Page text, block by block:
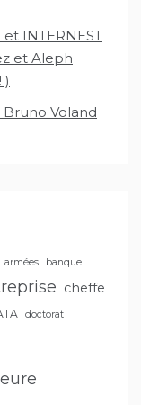
INTERNEST
et Aleph
)
Bruno Voland
armées banque
cheffe
doctorat